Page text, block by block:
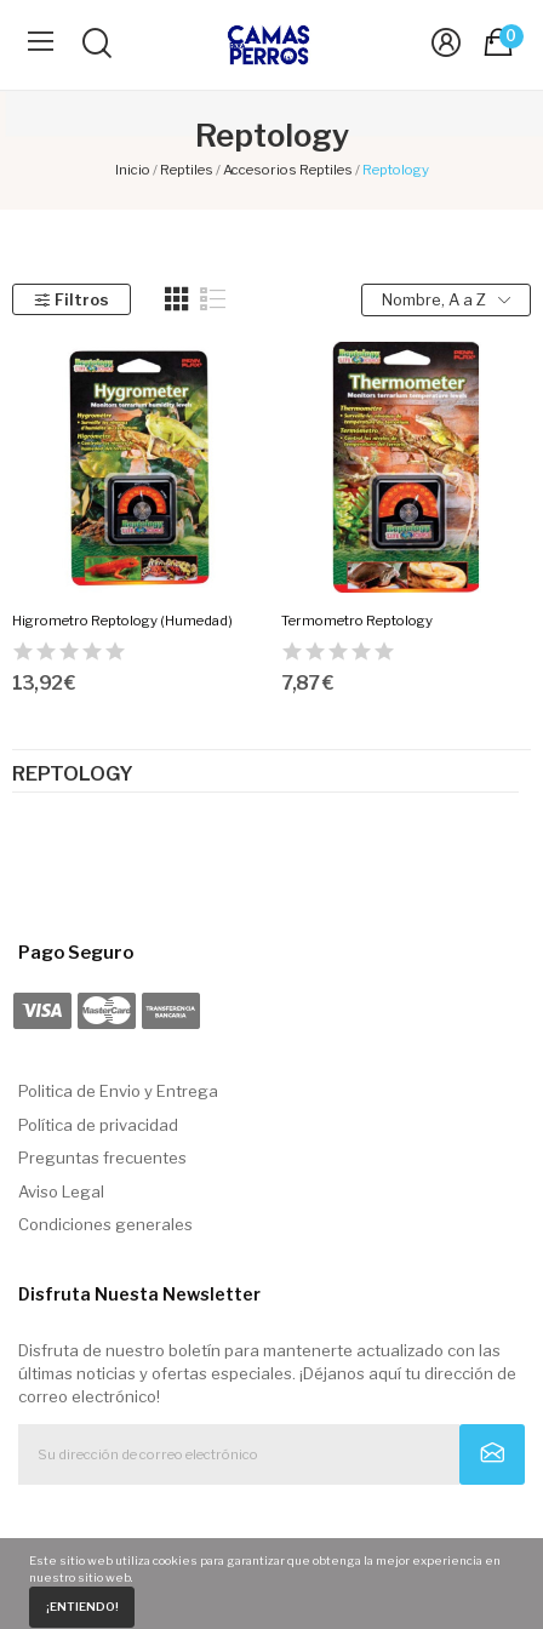
Home
0
Reptology
Inicio Reptiles Accesorios Reptiles Reptology
REPTOLOGY
Filtros Nombre, A a Z
Higrometro Reptology (Humedad)
13,92 €
Termometro Reptology
7,87 €
Pago Seguro
Politica de Envio y Entrega
Política de privacidad
Preguntas frecuentes
Aviso Legal
Condiciones generales
Disfruta Nuesta Newsletter
Disfruta de nuestro boletín para mantenerte actualizado con las
últimas noticias y ofertas especiales. ¡Déjanos aquí tu dirección de
correo electrónico!
Este sitio web utiliza cookies para garantizar que obtenga la mejor experiencia en
nuestro sitio web.
¡ENTIENDO!